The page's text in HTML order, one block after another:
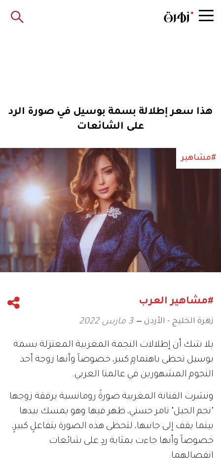
هذا سعر إطلالة بسمة بوسيل في صورة الرد
على الشائعات
#مشاهير
#مشاهير العرب
زهرة الخليج - الأردن 3 مارس 2022
بلا شك أن إطلالات النجمة المغربية المعتزلة بسمة
بوسيل تحظى باهتمامٍ كبير، خصوصاً وأنها زوجة أحد
النجوم المشهورين في عالمنا العربي.
ونشرت الفنانة المغربية صورةً رومانسية برفقة زوجها
"نجم الجيل" تامر حسني، ظهر فيها وهو يمسك بيدها
بينما يقف إلى جانبها، لتحظى هذه الصورة بتفاعلٍ كبيرٍ،
خصوصاً وأنها جاءت بمثابة ردٍ على شائعات
انفصالهما.